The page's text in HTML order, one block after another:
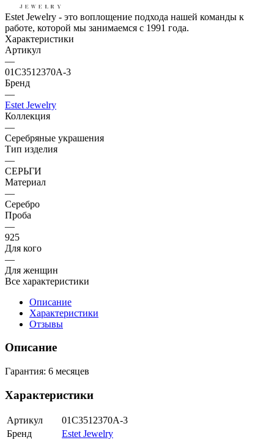
Estet Jewelry - это воплощение подхода нашей команды к
работе, которой мы занимаемся с 1991 года.
Характеристики
Артикул
—
01С3512370А-3
Бренд
—
Estet Jewelry
Коллекция
—
Серебряные украшения
Тип изделия
—
СЕРЬГИ
Материал
—
Серебро
Проба
—
925
Для кого
—
Для женщин
Все характеристики
Описание
Характеристики
Отзывы
Описание
Гарантия: 6 месяцев
Характеристики
Артикул
01С3512370А-3
Бренд
Estet Jewelry